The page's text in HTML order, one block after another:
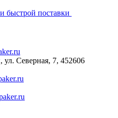
быстрой поставки
ул. Северная, 7, 452606